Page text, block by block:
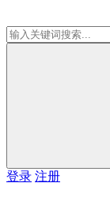
登录 注册